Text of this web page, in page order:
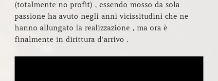
(totalmente no profit) , essendo mosso da sola
passione ha avuto negli anni vicissitudini che ne
hanno allungato la realizzazione , ma ora è
finalmente in dirittura d’arrivo .